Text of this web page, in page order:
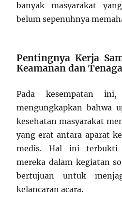
banyak masyarakat
belum sepenuhnya
Pentingnya Kerja
Keamanan dan
Pada kesempatan
mengungkapkan bahwa
kesehatan masyarakat
yang erat antara aparat
medis. Hal ini terbukti
mereka dalam kegiatan
bertujuan untuk
kelancaran acara.